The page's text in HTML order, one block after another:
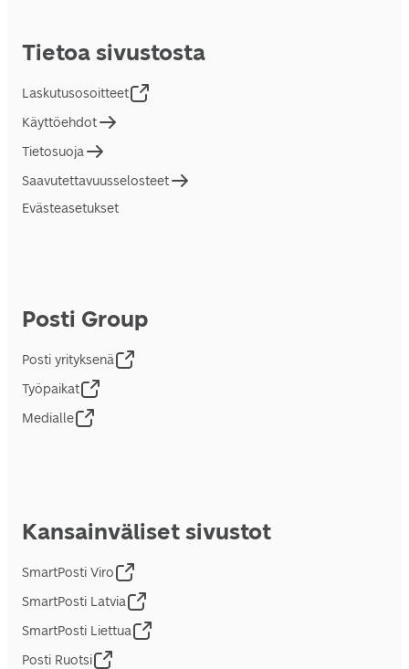
Tietoa sivustosta
Laskutusosoitteet
Käyttöehdot
Tietosuoja
Saavutettavuusselosteet
Evästeasetukset
Posti Group
Posti yrityksenä
Työpaikat
Medialle
Kansainväliset sivustot
SmartPosti Viro
SmartPosti Latvia
SmartPosti Liettua
Posti Ruotsi